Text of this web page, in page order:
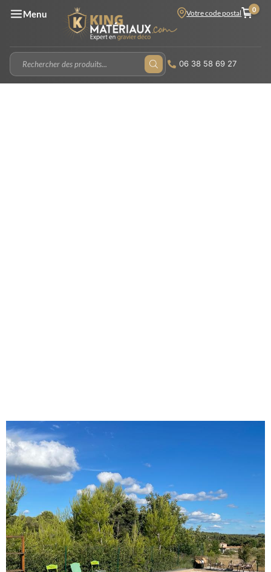
Menu Votre code postal 0
06 38 58 69 27